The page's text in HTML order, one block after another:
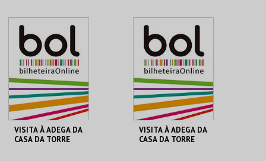
ANUAL
MAIS INFO
COMPRAR
AQUISIÇÃO
MAIS INFO
COMPRAR
VISITA À ADEGA DA
CASA DA TORRE
VISITA À ADEGA DA
CASA DA TORRE